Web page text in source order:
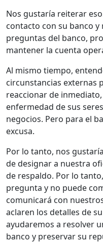
Nos gustaría reiterar
contacto con su banco
preguntas del banco,
mantener la cuenta
Al mismo tiempo,
circunstancias externas
reaccionar de
enfermedad de sus
negocios. Pero para el
excusa.
Por lo tanto, nos
de designar a nuestra
de respaldo. Por lo
pregunta y no puede
comunicará con
aclaren los detalles de
ayudaremos a resolver
banco y preservar su